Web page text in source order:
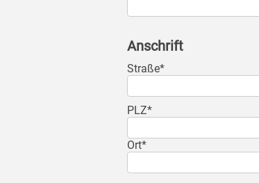
Anschrift
Straße*
PLZ*
Ort*